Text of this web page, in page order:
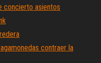
concierto asientos
contraer la